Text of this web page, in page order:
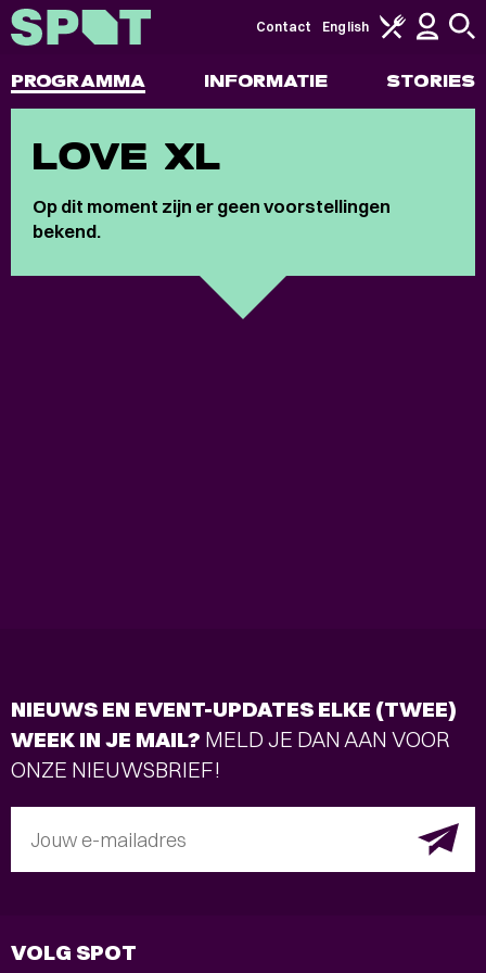
PROGRAMMA INFORMATIE STORIES
Contact English
LOVE XL
Op dit moment zijn er geen voorstellingen
bekend.
NIEUWS EN EVENT-UPDATES ELKE (TWEE)
WEEK IN JE MAIL? MELD JE DAN AAN VOOR
ONZE NIEUWSBRIEF!
Jouw e-mailadres
VOLG SPOT